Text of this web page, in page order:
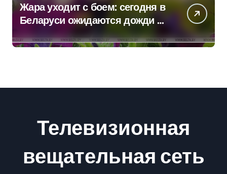
Жара уходит с боем: сегодня в
Беларуси ожидаются дожди и
грозы
Телевизионная
вещательная сеть